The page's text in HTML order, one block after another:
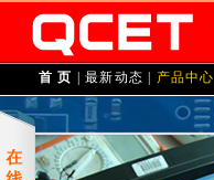
首 页 |最新动态 产品中心